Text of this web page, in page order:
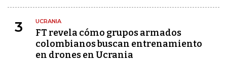
3 UCRANIA
FT revela cómo grupos armados
colombianos buscan entrenamiento
en drones en Ucrania